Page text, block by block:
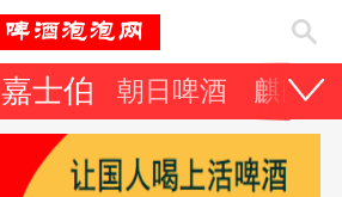
嘉士伯 朝日啤酒 麒麟